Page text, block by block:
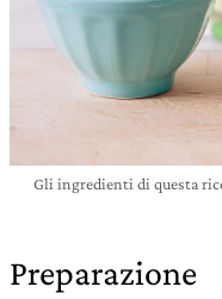
Gli ingredienti di questa
Preparazione